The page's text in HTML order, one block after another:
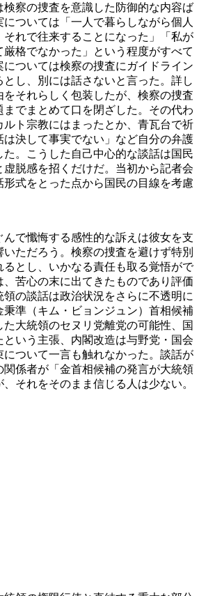
検察の捜査を意識した防御的な内容ば
ついては「一人で暮らしながら個人
れで往来することになった」「私が
厳格でなかった」という程度がすべて
ついては検察の捜査にガイドライン
とし、別には話さないと言った。詳し
それらしく包装したが、検察の捜査
までまとめて口を閉ざした。その代わ
ルト宗教にはまったとか、青瓦台で祈
は決して事実でない」など自分の弁護
。こうした自己中心的な談話は国民
脱感を招くだけだ。当初から記者会
形式をとった点から国民の目線を考慮
んで懺悔する感性的な訴えは彼女を支
ただろう。検察の捜査を避けず特別
とし、いかなる責任も取る覚悟がで
、苦心の末に出てきたものであり評価
の談話は政治状況をさらに不透明に
秉準（キム・ビョンジュン）首相候補
大統領のセヌリ党離党の可能性、国
いう主張、内閣改造は与野党・国会
について一言も触れなかった。談話が
係者が「金首相候補の発言が大統領
それをそのまま信じる人は少ない。